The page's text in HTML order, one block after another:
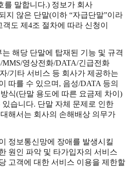
를 말합니다.) 정보가 회사
지 않은 단말(이하 “자급단말”이라
도 제4조 절차에 따라 신청이
해당 단말에 탑재된 기능 및 규격
MMS/영상전화/DATA/긴급전화
/기타 서비스 등 회사가 제공하는
따를 수 있으며, 음성/DATA 등의
식(단말 용도에 따른 요금제 차이)
습니다. 단말 자체 문제로 인한
해서는 회사의 손해배상 의무가
정보통신망에 장애를 발생시킬
원인 파악 및 타가입자의 서비스
고객에 대한 서비스 이용을 제한할